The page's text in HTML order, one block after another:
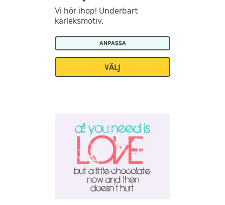
Vi hör ihop! Underbart
kärleksmotiv.
ANPASSA
VÄLJ